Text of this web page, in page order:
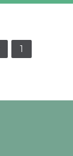
1